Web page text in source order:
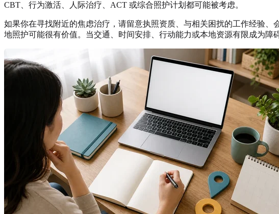
CBT、行为激活、人际治疗、ACT 或综合照护计划都可能被考虑。
如果你在寻找附近的焦虑治疗，请留意执照资质、与相关困扰的工作经验
地照护可能很有价值。当交通、时间安排、行动能力或本地资源有限成为障